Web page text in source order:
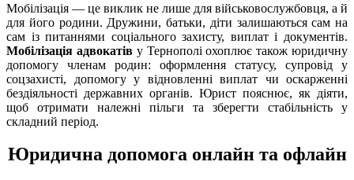
Мобілізація — це виклик не лише для військовослужбовця, а й
для його родини. Дружини, батьки, діти залишаються сам на
сам із питаннями соціального захисту, виплат і документів.
Мобілізація адвокатіву Тернополі охоплює також юридичну
допомогу членам родин: оформлення статусу, супровід у
соцзахисті, допомогу у відновленні виплат чи оскарженні
бездіяльності державних органів. Юрист пояснює, як діяти,
щоб отримати належні пільги та зберегти стабільність у
складний період.
Юридична допомога онлайн та офлайн